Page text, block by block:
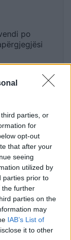
parties, or
for
opt-out
that after your
seeing
utilized by
parties prior to
the further
parties on the
may
IAB’s List of
it to other
po